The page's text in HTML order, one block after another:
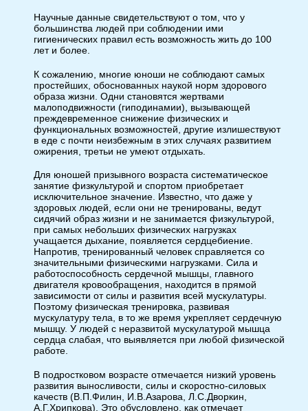
Научные данные свидетельствуют о том, что у
большинства людей при соблюдении ими
гигиенических правил есть возможность жить до 100
лет и более.
К сожалению, многие юноши не соблюдают самых
простейших, обоснованных наукой норм здорового
образа жизни. Одни становятся жертвами
малоподвижности (гиподинамии), вызывающей
преждевременное снижение физических и
функциональных возможностей, другие излишествуют
в еде с почти неизбежным в этих случаях развитием
ожирения, третьи не умеют отдыхать.
Для юношей призывного возраста систематическое
занятие физкультурой и спортом приобретает
исключительное значение. Известно, что даже у
здоровых людей, если они не тренированы, ведут
сидячий образ жизни и не занимается физкультурой,
при самых небольших физических нагрузках
учащается дыхание, появляется сердцебиение.
Напротив, тренированный человек справляется со
значительными физическими нагрузками. Сила и
работоспособность сердечной мышцы, главного
двигателя кровообращения, находится в прямой
зависимости от силы и развития всей мускулатуры.
Поэтому физическая тренировка, развивая
мускулатуру тела, в то же время укрепляет сердечную
мышцу. У людей с неразвитой мускулатурой мышца
сердца слабая, что выявляется при любой физической
работе.
В подростковом возрасте отмечается низкий уровень
развития выносливости, силы и скоростно-силовых
качеств (В.П.Филин, И.В.Азарова, Л.С.Дворкин,
А.Г.Хрипкова). Это обусловлено, как отмечает